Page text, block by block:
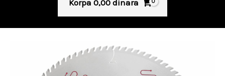
Korpa 0,00 dinara